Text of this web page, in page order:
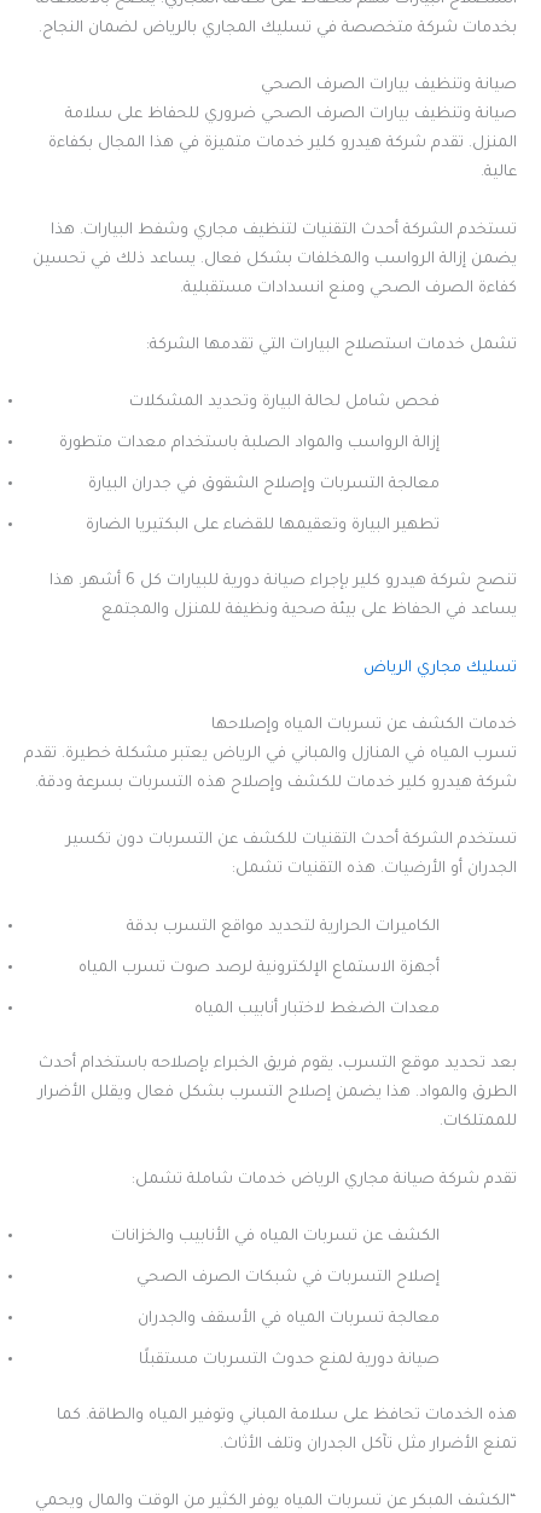
بخدمات شركة متخصصة في تسليك المجاري بالرياض لضمان النجاح.
صيانة وتنظيف بيارات الصرف الصحي
صيانة وتنظيف بيارات الصرف الصحي ضروري للحفاظ على سلامة
المنزل. تقدم شركة هيدرو كلير خدمات متميزة في هذا المجال بكفاءة
عالية.
تستخدم الشركة أحدث التقنيات لتنظيف مجاري وشفط البيارات. هذا
يضمن إزالة الرواسب والمخلفات بشكل فعال. يساعد ذلك في تحسين
كفاءة الصرف الصحي ومنع انسدادات مستقبلية.
تشمل خدمات استصلاح البيارات التي تقدمها الشركة:
فحص شامل لحالة البيارة وتحديد المشكلات
إزالة الرواسب والمواد الصلبة باستخدام معدات متطورة
معالجة التسربات وإصلاح الشقوق في جدران البيارة
تطهير البيارة وتعقيمها للقضاء على البكتيريا الضارة
تنصح شركة هيدرو كلير بإجراء صيانة دورية للبيارات كل 6 أشهر. هذا
يساعد في الحفاظ على بيئة صحية ونظيفة للمنزل والمجتمع
تسليك مجاري الرياض
خدمات الكشف عن تسربات المياه وإصلاحها
تسرب المياه في المنازل والمباني في الرياض يعتبر مشكلة خطيرة. تقدم
شركة هيدرو كلير خدمات للكشف وإصلاح هذه التسربات بسرعة ودقة.
تستخدم الشركة أحدث التقنيات للكشف عن التسربات دون تكسير
الجدران أو الأرضيات. هذه التقنيات تشمل:
الكاميرات الحرارية لتحديد مواقع التسرب بدقة
أجهزة الاستماع الإلكترونية لرصد صوت تسرب المياه
معدات الضغط لاختبار أنابيب المياه
بعد تحديد موقع التسرب، يقوم فريق الخبراء بإصلاحه باستخدام أحدث
الطرق والمواد. هذا يضمن إصلاح التسرب بشكل فعال ويقلل الأضرار
للممتلكات.
تقدم شركة صيانة مجاري الرياض خدمات شاملة تشمل:
الكشف عن تسربات المياه في الأنابيب والخزانات
إصلاح التسربات في شبكات الصرف الصحي
معالجة تسربات المياه في الأسقف والجدران
صيانة دورية لمنع حدوث التسربات مستقبلًا
هذه الخدمات تحافظ على سلامة المباني وتوفير المياه والطاقة. كما
تمنع الأضرار مثل تآكل الجدران وتلف الأثاث.
“الكشف المبكر عن تسربات المياه يوفر الكثير من الوقت والمال ويحمي